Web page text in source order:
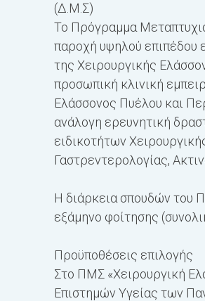
(Δ.Μ.Σ)
Το Πρόγραμμα
παροχή υψηλού επιπέδου
της Χειρουργικής
προσωπική κλινική
Ελάσσονος Πυέλου και
ανάλογη ερευνητική
ειδικοτήτων
Γαστρεντερολογίας,
Η διάρκεια σπουδών του
εξάμηνο φοίτησης
Προϋποθέσεις επιλογής
Στο ΠΜΣ «Χειρουργική
Επιστημών Υγείας των